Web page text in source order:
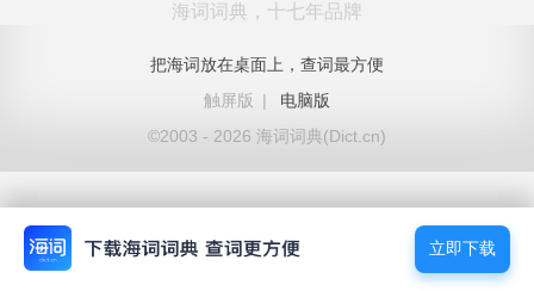
海词词典，十七年品牌
把海词放在桌面上，查词最方便
触屏版
|
电脑版
©2003 - 2026 海词词典(Dict.cn)
立即下载
立即下载